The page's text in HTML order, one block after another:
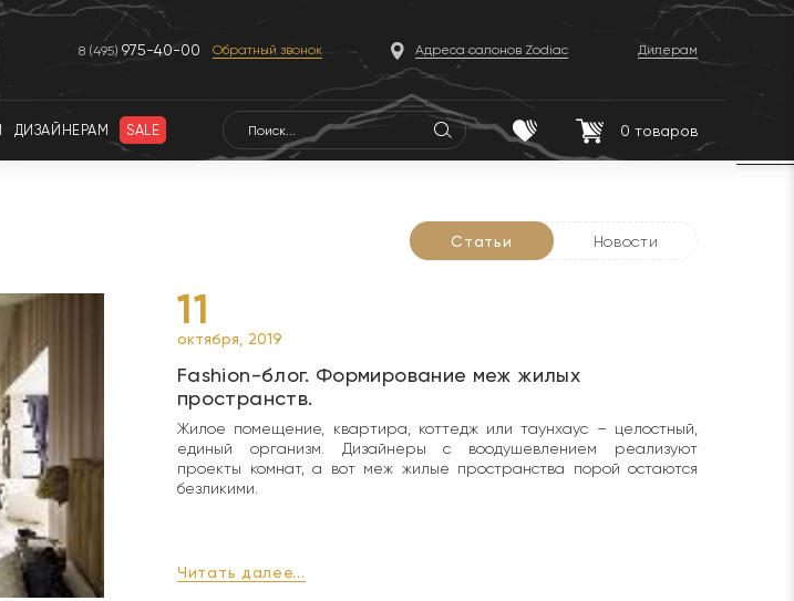
8 (495) 975-40-00 Обратный звонок Адреса салонов Zodiac Дилерам
ДИЗАЙНЕРАМ SALE 0 товаров
Статьи Новости
11
октября, 2019
Fashion-блог. Формирование меж жилых
пространств.
Жилое помещение, квартира, коттедж или таунхаус – целостный,
единый организм. Дизайнеры с воодушевлением реализуют
проекты комнат, а вот меж жилые пространства порой остаются
безликими.
Читать далее...